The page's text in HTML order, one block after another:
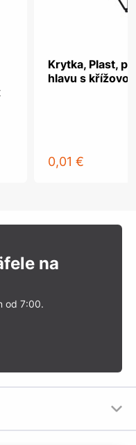
Krytka, Plast,
hlavu s
0,01 €
na
od 7:00.